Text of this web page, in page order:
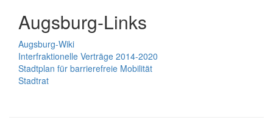
Augsburg-Links
Augsburg-Wiki
Interfraktionelle Verträge 2014-2020
Stadtplan für barrierefreie Mobilität
Stadtrat